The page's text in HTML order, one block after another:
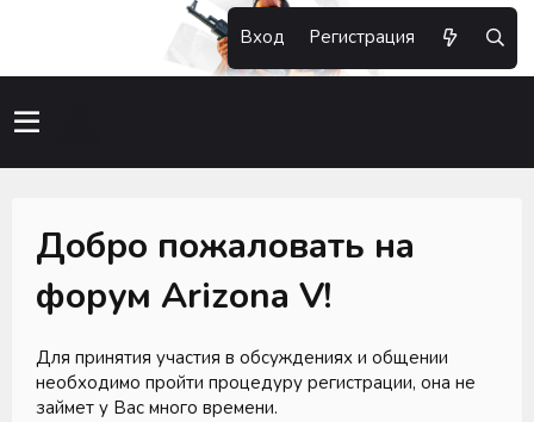
Вход Регистрация
Добро пожаловать на
форум Arizona V!
Для принятия участия в обсуждениях и общении
необходимо пройти процедуру регистрации, она не
займет у Вас много времени.